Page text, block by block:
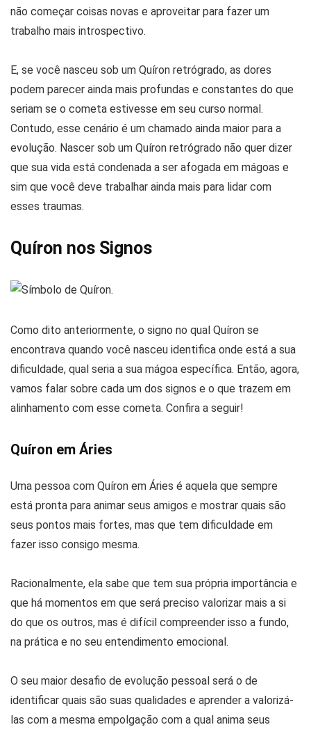
não começar coisas novas e aproveitar para fazer um
trabalho mais introspectivo.
E, se você nasceu sob um Quíron retrógrado, as dores
podem parecer ainda mais profundas e constantes do que
seriam se o cometa estivesse em seu curso normal.
Contudo, esse cenário é um chamado ainda maior para a
evolução. Nascer sob um Quíron retrógrado não quer dizer
que sua vida está condenada a ser afogada em mágoas e
sim que você deve trabalhar ainda mais para lidar com
esses traumas.
Quíron nos Signos
Como dito anteriormente, o signo no qual Quíron se
encontrava quando você nasceu identifica onde está a sua
dificuldade, qual seria a sua mágoa específica. Então, agora,
vamos falar sobre cada um dos signos e o que trazem em
alinhamento com esse cometa. Confira a seguir!
Quíron em Áries
Uma pessoa com Quíron em Áries é aquela que sempre
está pronta para animar seus amigos e mostrar quais são
seus pontos mais fortes, mas que tem dificuldade em
fazer isso consigo mesma.
Racionalmente, ela sabe que tem sua própria importância e
que há momentos em que será preciso valorizar mais a si
do que os outros, mas é difícil compreender isso a fundo,
na prática e no seu entendimento emocional.
O seu maior desafio de evolução pessoal será o de
identificar quais são suas qualidades e aprender a valorizá-
las com a mesma empolgação com a qual anima seus